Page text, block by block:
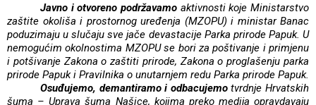
Javno i otvoreno podržavamo aktivnosti koje Ministarstvo
zaštite okoliša i prostornog uređenja (MZOPU) i ministar Banac
poduzimaju u slučaju sve jače devastacije Parka prirode Papuk. U
nemogućim okolnostima MZOPU se bori za poštivanje i primjenu
i potšivanje Zakona o zaštiti prirode, Zakona o proglašenju parka
prirode Papuk i Pravilnika o unutarnjem redu Parka prirode Papuk.
Osuđujemo, demantiramo i odbacujemotvrdnje Hrvatskih
šuma – Uprava šuma Našice, kojima preko medija opravdavaju